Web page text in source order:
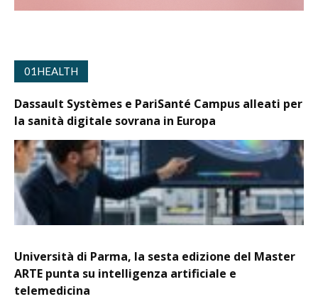
01HEALTH
Dassault Systèmes e PariSanté Campus alleati per
la sanità digitale sovrana in Europa
Università di Parma, la sesta edizione del Master
ARTE punta su intelligenza artificiale e
telemedicina